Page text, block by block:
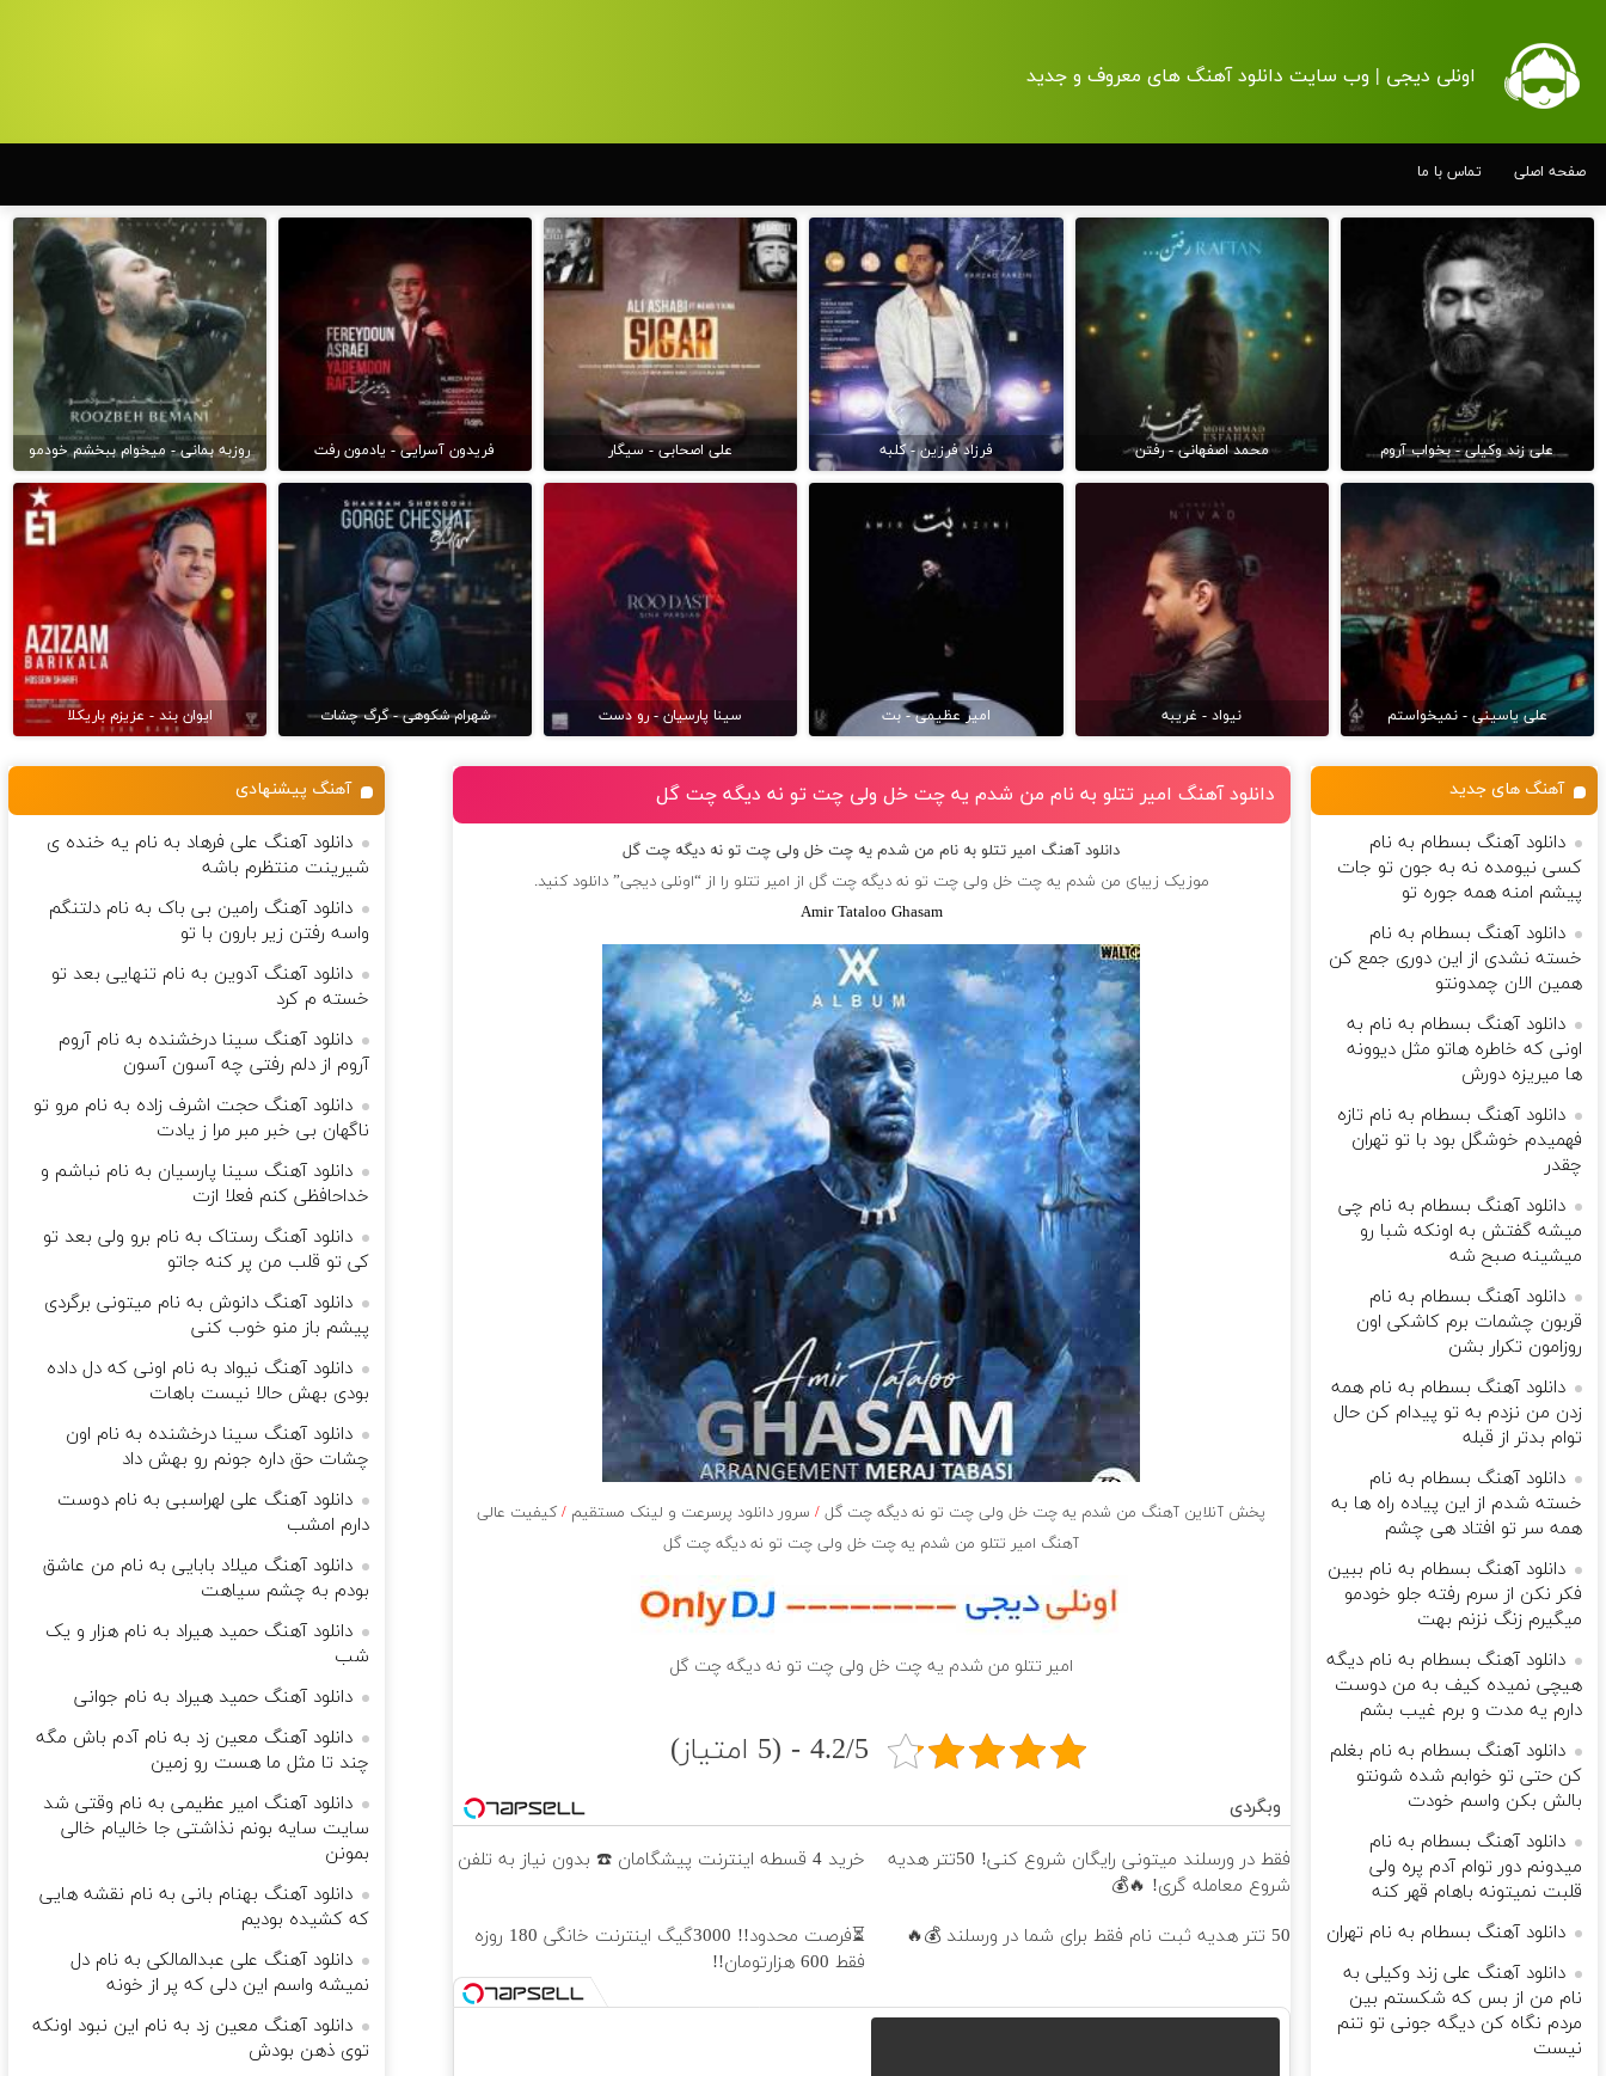
اونلی دیجی | وب سایت دانلود آهنگ های معروف و جدید
صفحه اصلی تماس با ما
علی زند وکیلی - بخواب آروم محمد اصفهانی - رفتن فرزاد فرزین - کلبه علی اصحابی - سیگار فریدون آسرایی - یادمون رفت روزبه بمانی - میخوام ببخشم خودمو
علی یاسینی - نمیخواستم نیواد - غریبه امیر عظیمی - بت سینا پارسیان - رو دست شهرام شکوهی - گرگ چشات ایوان بند - عزیزم باریکلا
دانلود آهنگ امیر تتلو به نام من شدم یه چت خل ولی چت تو نه دیگه چت گل
دانلود آهنگ امیر تتلو به نام من شدم یه چت خل ولی چت تو نه دیگه چت گل
موزیک زیبای من شدم یه چت خل ولی چت تو نه دیگه چت گل از امیر تتلو را از “اونلی دیجی” دانلود کنید.
Amir Tataloo Ghasam
پخش آنلاین آهنگ من شدم یه چت خل ولی چت تو نه دیگه چت گل /سرور دانلود پرسرعت و لینک مستقیم /کیفیت عالی
آهنگ امیر تتلو من شدم یه چت خل ولی چت تو نه دیگه چت گل
امیر تتلو من شدم یه چت خل ولی چت تو نه دیگه چت گل
4.2/5 - (5 امتیاز)
وبگردی
فقط در ورسلند میتونی رایگان شروع کنی! 50تتر هدیه
شروع معامله گری! 🔥💰
خرید 4 قسطه اینترنت پیشگامان ☎️ بدون نیاز به تلفن
50 تتر هدیه ثبت نام فقط برای شما در ورسلند 💰🔥
⏳فرصت محدود!! 3000گیگ اینترنت خانگی 180 روزه
فقط 600 هزارتومان!!
آهنگ های جدید
دانلود آهنگ بسطام به نام
کسی نیومده نه به جون تو جات
پیشم امنه همه جوره تو
دانلود آهنگ بسطام به نام
خسته نشدی از این دوری جمع کن
همین الان چمدونتو
دانلود آهنگ بسطام به نام به
اونی که خاطره هاتو مثل دیوونه
ها میریزه دورش
دانلود آهنگ بسطام به نام تازه
فهمیدم خوشگل بود با تو تهران
چقدر
دانلود آهنگ بسطام به نام چی
میشه گفتش به اونکه شبا رو
میشینه صبح شه
دانلود آهنگ بسطام به نام
قربون چشمات برم کاشکی اون
روزامون تکرار بشن
دانلود آهنگ بسطام به نام همه
زدن من نزدم به تو پیدام کن حال
توام بدتر از قبله
دانلود آهنگ بسطام به نام
خسته شدم از این پیاده راه ها به
همه سر تو افتاد هی چشم
دانلود آهنگ بسطام به نام ببین
فکر نکن از سرم رفته جلو خودمو
میگیرم زنگ نزنم بهت
دانلود آهنگ بسطام به نام دیگه
هیچی نمیده کیف به من دوست
دارم یه مدت و برم غیب بشم
دانلود آهنگ بسطام به نام بغلم
کن حتی تو خوابم شده شونتو
بالش بکن واسم خودت
دانلود آهنگ بسطام به نام
میدونم دور توام آدم پره ولی
قلبت نمیتونه باهام قهر کنه
دانلود آهنگ بسطام به نام تهران
دانلود آهنگ علی زند وکیلی به
نام من از بس كه شكستم بین
مردم نگاه كن دیگه جونى تو تنم
نیست
آهنگ پیشنهادی
دانلود آهنگ علی فرهاد به نام یه خنده ی
شیرینت منتظرم باشه
دانلود آهنگ رامین بی باک به نام دلتنگم
واسه رفتن زیر بارون با تو
دانلود آهنگ آدوین به نام تنهایی بعد تو
خسته م کرد
دانلود آهنگ سینا درخشنده به نام آروم
آروم از دلم رفتی چه آسون آسون
دانلود آهنگ حجت اشرف زاده به نام مرو تو
ناگهان بی خبر مبر مرا ز یادت
دانلود آهنگ سینا پارسیان به نام نباشم و
خداحافظی کنم فعلا ازت
دانلود آهنگ رستاک به نام برو ولی بعد تو
کی تو قلب من پر کنه جاتو
دانلود آهنگ دانوش به نام میتونی برگردی
پیشم باز منو خوب کنی
دانلود آهنگ نیواد به نام اونی که دل داده
بودی بهش حالا نیست باهات
دانلود آهنگ سینا درخشنده به نام اون
چشات حق داره جونم رو بهش داد
دانلود آهنگ علی لهراسبی به نام دوست
دارم امشب
دانلود آهنگ میلاد بابایی به نام ﻣﻦ ﻋﺎﺷﻖ
ﺑﻮدم ﺑﻪ ﭼﺸﻢ ﺳﻴﺎﻫﺖ
دانلود آهنگ حمید هیراد به نام هزار و یک
شب
دانلود آهنگ حمید هیراد به نام جوانی
دانلود آهنگ معین زد به نام آدم ﺑﺎش ﻣﮕﻪ
ﭼﻨﺪ ﺗﺎ ﻣﺜﻞ ﻣﺎ ﻫﺴﺖ رو زﻣﻴﻦ
دانلود آهنگ امیر عظیمی به نام وقتی شد
سایت سایه بونم نذاشتی جا خالیام خالی
بمونن
دانلود آهنگ بهنام بانی به نام نقشه هایی
که کشیده بودیم
دانلود آهنگ علی عبدالمالکی به نام دل
نمیشه واسم این دلی که پر از خونه
دانلود آهنگ معین زد به نام این نبود اونکه
توی ذهن بودش